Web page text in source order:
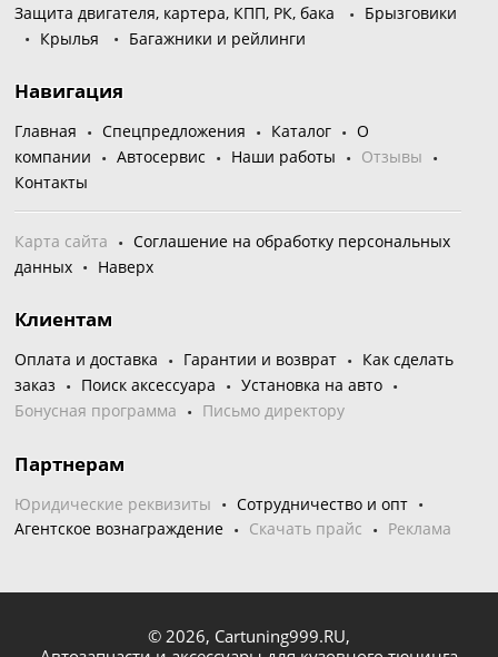
Защита двигателя, картера, КПП, РК, бака
Брызговики
Крылья
Багажники и рейлинги
Навигация
Главная Спецпредложения Каталог
О
компании
Автосервис Наши работы
Отзывы
Контакты
Карта сайта
Соглашение на обработку персональных
данных
Наверх
Клиентам
Оплата и доставка Гарантии и возврат
Как сделать
заказ
Поиск аксессуара
Установка на авто
Бонусная программа
Письмо директору
Партнерам
Юридические реквизиты
Сотрудничество и опт
Агентское вознаграждение
Скачать прайс Реклама
© 2026, Cartuning999.RU,